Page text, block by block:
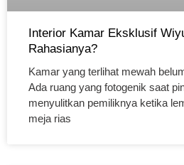
Interior Kamar Eksklusif
Rahasianya?
Kamar yang terlihat mewah
Ada ruang yang fotogenik saat
menyulitkan pemiliknya ketika
meja rias